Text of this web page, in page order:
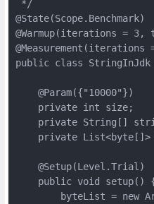
*/
@State(Scope.Benchmark)
@Warmup(iterations = 3,
public class
    @Param({"10000"})
    private int size;
private String[]
private List<byte[]>
    @Setup(Level.Trial)
public void setup()
byteList = new